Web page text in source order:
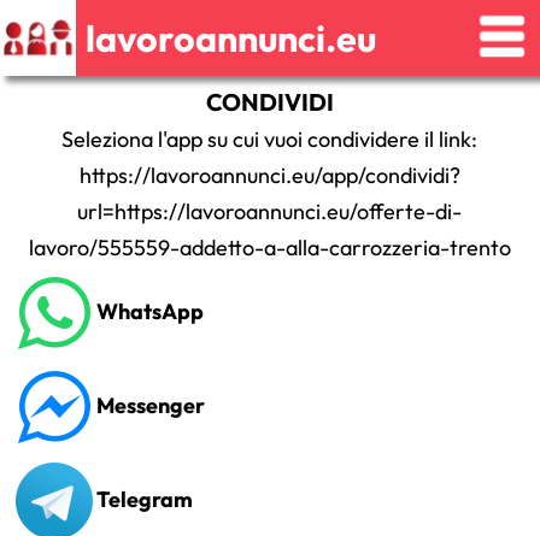
lavoroannunci.eu
CONDIVIDI
Seleziona l'app su cui vuoi condividere il link:
https://lavoroannunci.eu/app/condividi?
url=https://lavoroannunci.eu/offerte-di-
lavoro/555559-addetto-a-alla-carrozzeria-trento
WhatsApp
Messenger
Telegram